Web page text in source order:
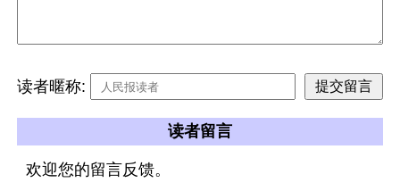
读者暱称:
读者留言
欢迎您的留言反馈。